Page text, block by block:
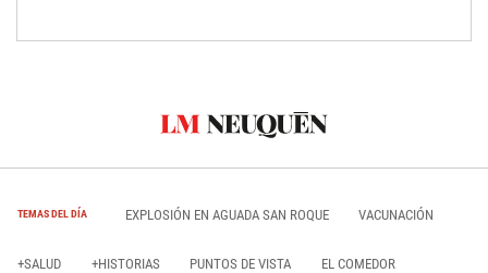
TEMAS DEL DÍA EXPLOSIÓN EN AGUADA SAN ROQUE VACUNACIÓN
+SALUD +HISTORIAS PUNTOS DE VISTA EL COMEDOR